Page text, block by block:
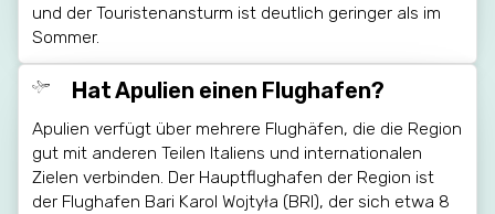
und der Touristenansturm ist deutlich geringer als im
Sommer.
Hat Apulien einen Flughafen?
Apulien verfügt über mehrere Flughäfen, die die Region
gut mit anderen Teilen Italiens und internationalen
Zielen verbinden. Der Hauptflughafen der Region ist
der Flughafen Bari Karol Wojtyła (BRI), der sich etwa 8